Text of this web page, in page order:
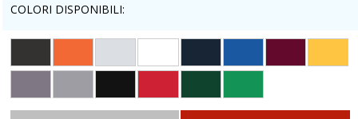
COLORI DISPONIBILI: